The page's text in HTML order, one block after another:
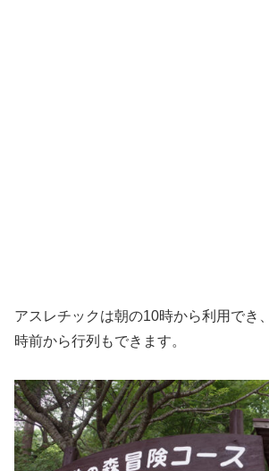
アスレチックは朝の10時から利用でき
時前から行列もできます。